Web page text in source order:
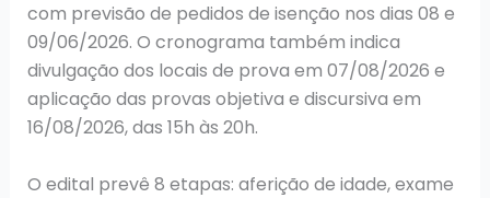
com previsão de pedidos de isenção nos dias 08 e
09/06/2026. O cronograma também indica
divulgação dos locais de prova em 07/08/2026 e
aplicação das provas objetiva e discursiva em
16/08/2026, das 15h às 20h.
O edital prevê 8 etapas: aferição de idade, exame